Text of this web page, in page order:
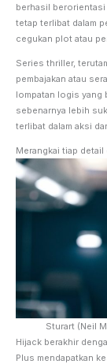
berhasil
tetap terlibat dalam
cegukan plot atau
Series thriller,
pembajakan atau
lompatan logis yang
sebenarnya lebih
terlibat dalam aksi
Merangkai tiap detail
Sturart (Neil
Hijack berakhir
Plus mendapatkan